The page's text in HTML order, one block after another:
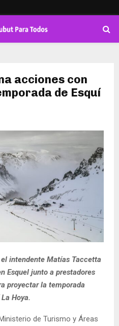
acciones con
de Esquí
intendente Matías Taccetta
Esquel junto a prestadores
proyectar la temporada
Hoya.
de Turismo y Áreas